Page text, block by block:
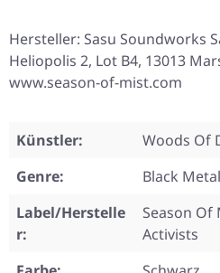
Hersteller: Sasu Soundworks
Heliopolis 2, Lot B4, 13013
www.season-of-mist.com
Künstler:
Woods Of
Genre:
Black Metal
Label/Herstelle
r:
Season
Activists